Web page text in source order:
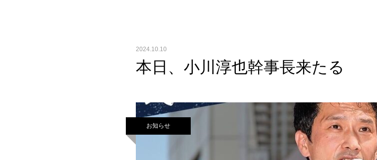
2024.10.10
本日、小川淳也幹事長来たる
お知らせ